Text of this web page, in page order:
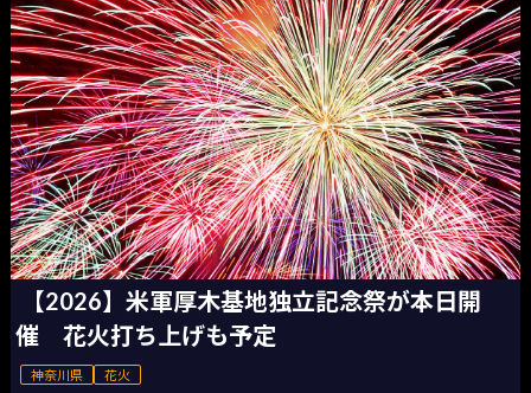
【2026】米軍厚木基地独立記念祭が本日開
催 花火打ち上げも予定
神奈川県 花火